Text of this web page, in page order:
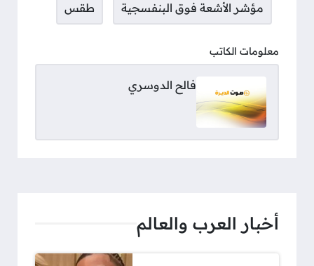
مؤشر الأشعة فوق البنفسجية طقس
معلومات الكاتب
فالح الدوسري
أخبار العرب والعالم